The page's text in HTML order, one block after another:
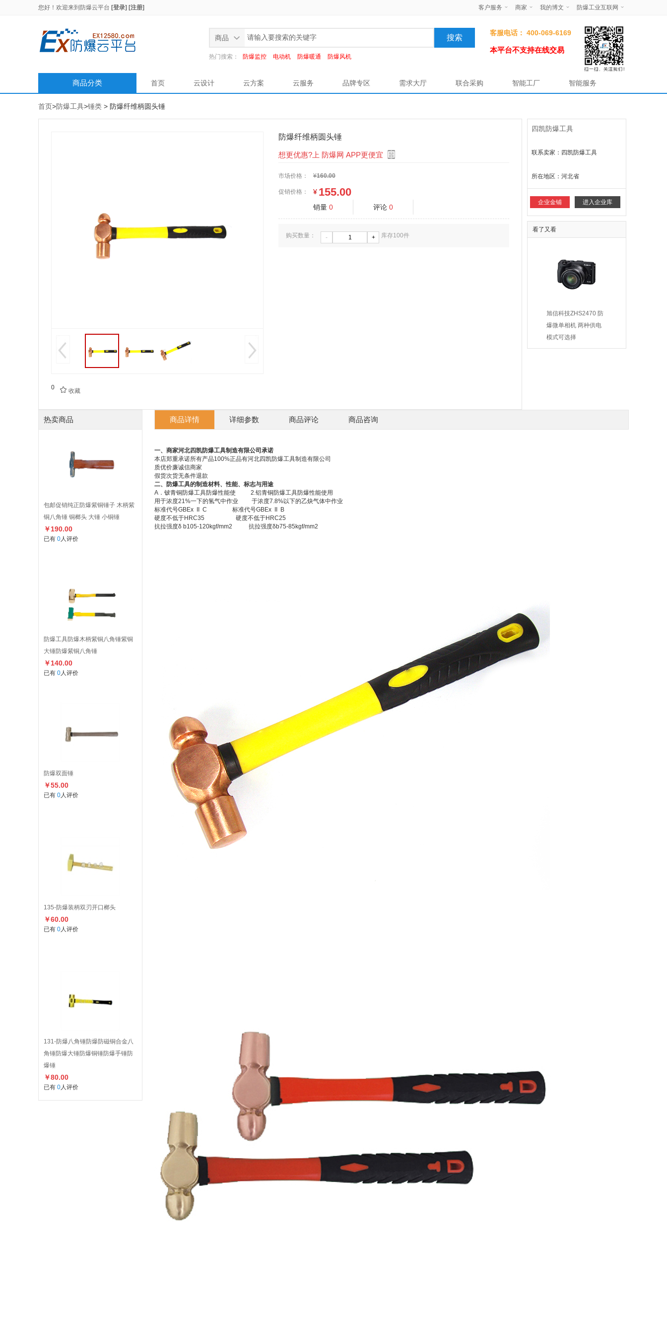
您好！欢迎来到 防爆云平台 [登录] [注册] 客户服务 商家 我的博文 防爆工业互联网
商品
热门搜索： 防爆监控 电动机 防爆暖通 防爆风机
客服电话： 400-069-6169
本平台不支持在线交易
商品分类 首页 云设计 云方案 云服务 品牌专区 需求大厅 联合采购 智能工厂 智能服务
首页>防爆工具>锤类 > 防爆纤维柄圆头锤
0  收藏
防爆纤维柄圆头锤
想更优惠?上 防爆网 APP更便宜
市场价格： ¥160.00
促销价格： ¥ 155.00
销量 0 评论 0
购买数量： - + 库存100件
四凯防爆工具
联系卖家：四凯防爆工具
所在地区： 河北省
企业金铺 进入企业库
看了又看
旭信科技ZHS2470 防
爆微单相机 两种供电
模式可选择
￥22290.00
热卖商品
包邮促销纯正防爆紫铜锤子 木柄紫
铜八角锤 铜榔头 大锤 小铜锤
￥190.00
已有 0人评价
防爆工具防爆木柄紫铜八角锤紫铜
大锤防爆紫铜八角锤
￥140.00
已有 0人评价
防爆双面锤
￥55.00
已有 0人评价
135-防爆装柄双刃开口榔头
￥60.00
已有 0人评价
131-防爆八角锤防爆防磁铜合金八
角锤防爆大锤防爆铜锤防爆手锤防
爆锤
￥80.00
已有 0人评价
商品详情 详细参数 商品评论 商品咨询
一、商家河北四凯防爆工具制造有限公司承诺
本店郑重承诺所有产品100%正品有河北四凯防爆工具制造有限公司
质优价廉诚信商家
假货次货无条件退款
二、防爆工具的制造材料、性能、标志与用途
A．铍青铜防爆工具防爆性能使 2.铝青铜防爆工具防爆性能使用
用于浓度21%一下的氢气中作业 于浓度7.8%以下的乙炔气体中作业
标准代号GBEx II C 标准代号GBEx II B
硬度不低于HRC35 硬度不低于HRC25
抗拉强度δ b105-120kgf/mm2 抗拉强度δb75-85kgf/mm2